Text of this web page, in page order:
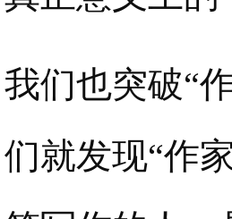
我们也突破“
们就发现“作